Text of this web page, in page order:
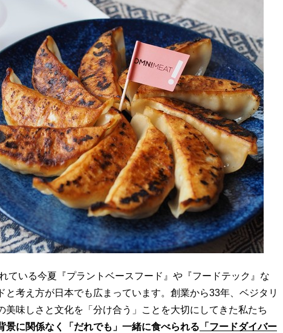
ている今夏『プラントベースフード』や『フードテック』な
と考え方が日本でも広まっています。創業から33年、ベジタリ
美味しさと文化を「分け合う」ことを大切にしてきた私たち
景に関係なく「だれでも」一緒に食べられる 「フードダイバー